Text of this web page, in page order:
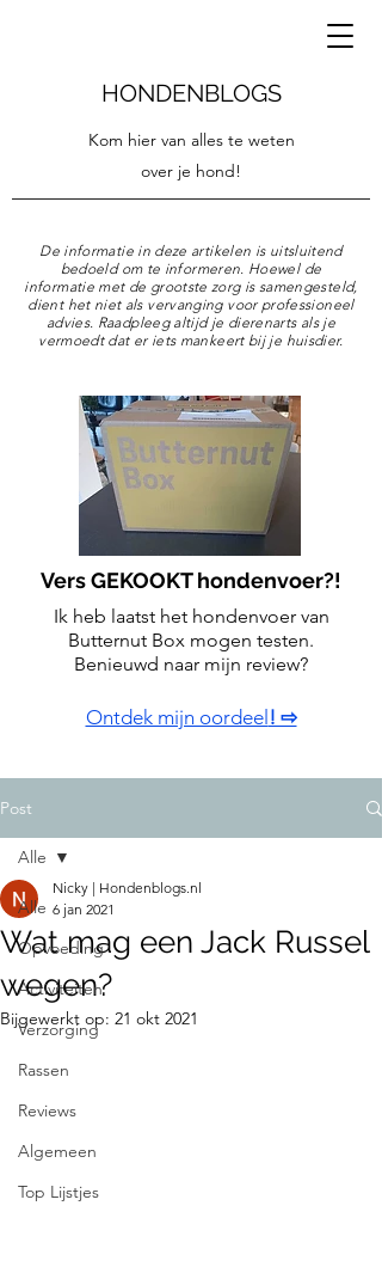
HONDENBLOGS
Kom hier van alles te weten
over je hond!
De informatie in deze artikelen is uitsluitend
bedoeld om te informeren. Hoewel de
informatie met de grootste zorg is samengesteld,
dient het niet als vervanging voor professioneel
advies. Raadpleeg altijd je dierenarts als je
vermoedt dat er iets mankeert bij je huisdier.
Vers GEKOOKT hondenvoer?!
Ik heb laatst het hondenvoer van
Butternut Box mogen testen.
Benieuwd naar mijn review?
Ontdek mijn oordeel ! ⇨
Post
Alle
Opvoeding
Activiteiten
Verzorging
Rassen
Reviews
Algemeen
Top Lijstjes
Alle
Wat mag een Jack Russel
wegen?
Nicky | Hondenblogs.nl
6 jan 2021
Bijgewerkt op: 21 okt 2021